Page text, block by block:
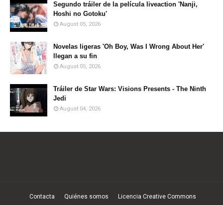
Segundo tráiler de la película liveaction 'Nanji,
Hoshi no Gotoku'
August 05, 2026
Novelas ligeras 'Oh Boy, Was I Wrong About Her'
llegan a su fin
August 05, 2026
Tráiler de Star Wars: Visions Presents - The Ninth
Jedi
August 04, 2026
Contacta Quiénes somos Licencia Creative Commons